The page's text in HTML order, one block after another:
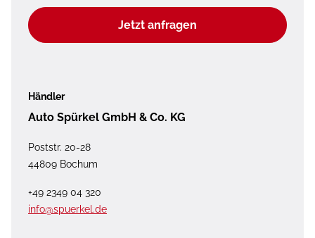
Jetzt anfragen
Händler
Auto Spürkel GmbH & Co. KG
Poststr. 20-28
44809 Bochum
+49 2349 04 320
info@spuerkel.de